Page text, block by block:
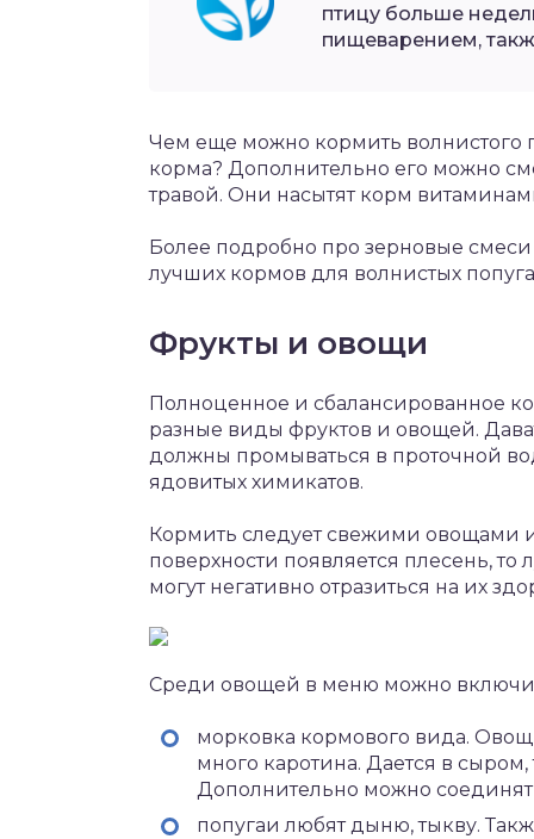
птицу больше
пищеварением,
Чем еще можно кормить волнистого
корма? Дополнительно его можно
травой. Они насытят корм
Более подробно про зерновые смеси
лучших кормов для волнистых
Фрукты и овощи
Полноценное и сбалансированное
разные виды фруктов и овощей.
должны промываться в проточной
ядовитых химикатов.
Кормить следует свежими овощами
поверхности появляется плесень,
могут негативно отразиться на их
Среди овощей в меню можно
морковка кормового вида.
много каротина. Дается в
Дополнительно можно
попугаи любят дыню, тыкву.